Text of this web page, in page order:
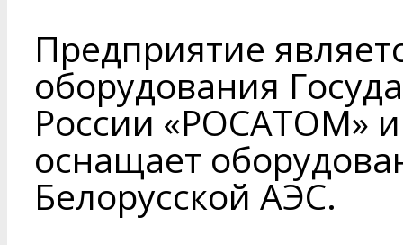
Предприятие
оборудования
России «РОСАТОМ»
оснащает
Белорусской АЭС.